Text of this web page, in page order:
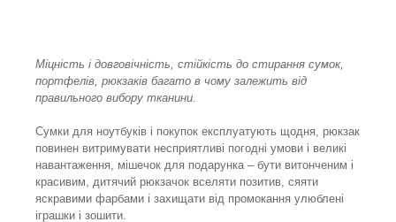
Міцність і довговічність, стійкість до стирання сумок,
портфелів, рюкзаків багато в чому залежить від
правильного вибору тканини.
Сумки для ноутбуків і покупок експлуатують щодня, рюкзак
повинен витримувати несприятливі погодні умови і великі
навантаження, мішечок для подарунка – бути витонченим і
красивим, дитячий рюкзачок вселяти позитив, сяяти
яскравими фарбами і захищати від промокання улюблені
іграшки і зошити.